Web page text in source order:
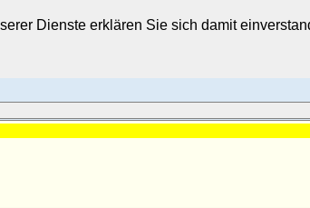
Dienste erklären Sie sich damit